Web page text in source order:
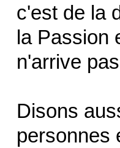
c'est de la
la Passion
n'arrive
Disons
personnes